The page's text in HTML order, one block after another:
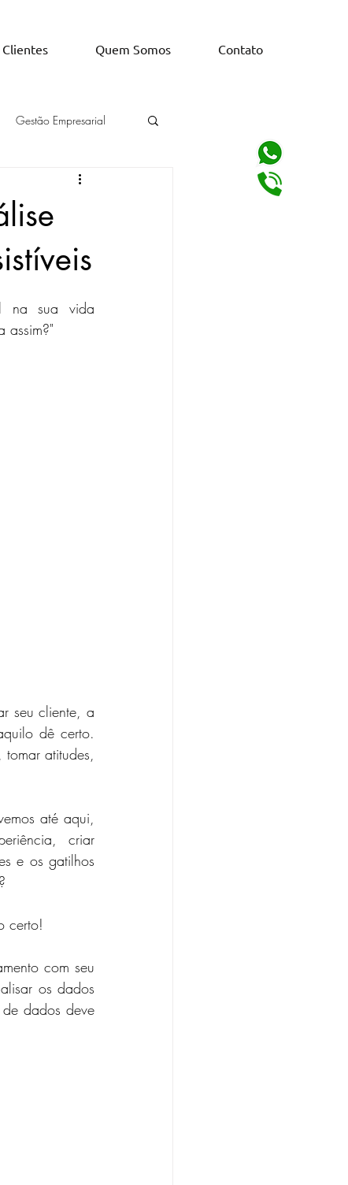
Clientes Quem Somos Contato
Gestão Empresarial
na sua vida
assim?"
seu cliente, a
dê certo.
atitudes,
até aqui,
criar
e os gatilhos
certo!
com seu
os dados
dados deve